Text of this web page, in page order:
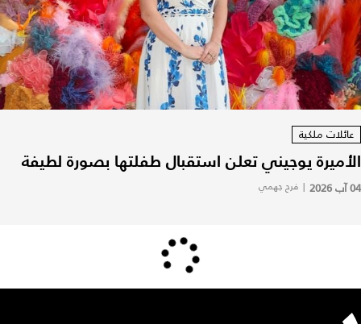
عائلات ملكية
الأميرة يوجيني تعلن استقبال طفلتها بصورة لطيفة
04 آب 2026 | فرح جهمي